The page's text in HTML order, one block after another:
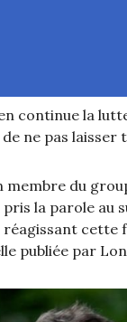
continue la
ne pas laisser
membre du
pris la parole au
cette
publiée par